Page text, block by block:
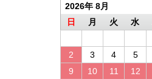
2026年 8月
日
月 火 水
2
3 4 5
9
10 11 12